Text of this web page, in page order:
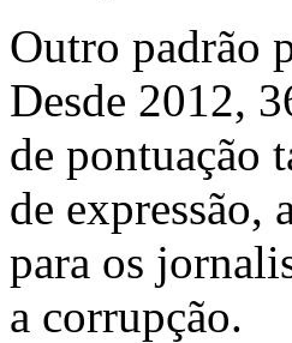
Outro padrão
Desde 2012,
de pontuação
de expressão,
para os
a corrupção.